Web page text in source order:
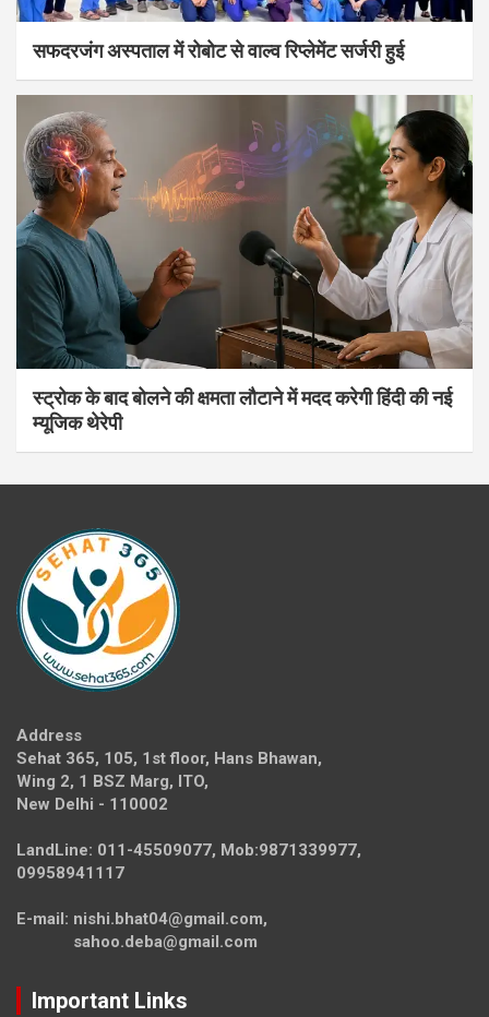
सफदरजंग अस्पताल में रोबोट से वाल्व रिप्लेमेंट सर्जरी हुई
स्ट्रोक के बाद बोलने की क्षमता लौटाने में मदद करेगी हिंदी की नई
म्यूजिक थेरेपी
Address
Sehat 365, 105, 1st floor, Hans Bhawan,
Wing 2, 1 BSZ Marg, ITO,
New Delhi - 110002
LandLine: 011-45509077, Mob:9871339977,
09958941117
E-mail: nishi.bhat04@gmail.com,
sahoo.deba@gmail.com
Important Links